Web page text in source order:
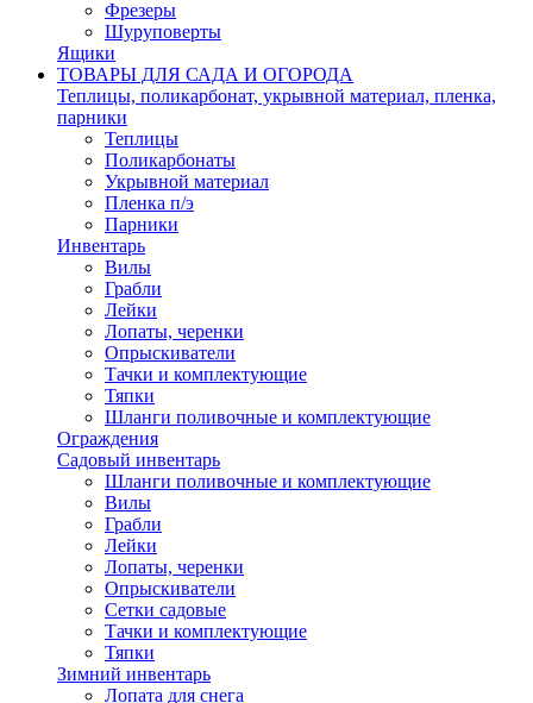
Фрезеры
Шуруповерты
Ящики
ТОВАРЫ ДЛЯ САДА И ОГОРОДА
Теплицы, поликарбонат, укрывной материал, пленка,
парники
Теплицы
Поликарбонаты
Укрывной материал
Пленка п/э
Парники
Инвентарь
Вилы
Грабли
Лейки
Лопаты, черенки
Опрыскиватели
Тачки и комплектующие
Тяпки
Шланги поливочные и комплектующие
Ограждения
Садовый инвентарь
Шланги поливочные и комплектующие
Вилы
Грабли
Лейки
Лопаты, черенки
Опрыскиватели
Сетки садовые
Тачки и комплектующие
Тяпки
Зимний инвентарь
Лопата для снега